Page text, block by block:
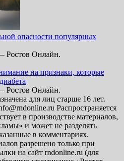
опасности популярных
Ростов Онлайн.
на признаки, которые
Ростов Онлайн.
для лиц старше 16 лет.
Распространяется
в производстве материалов,
и может не разделять
в комментариях.
разрешено только при
на сайт rndonline.ru (для